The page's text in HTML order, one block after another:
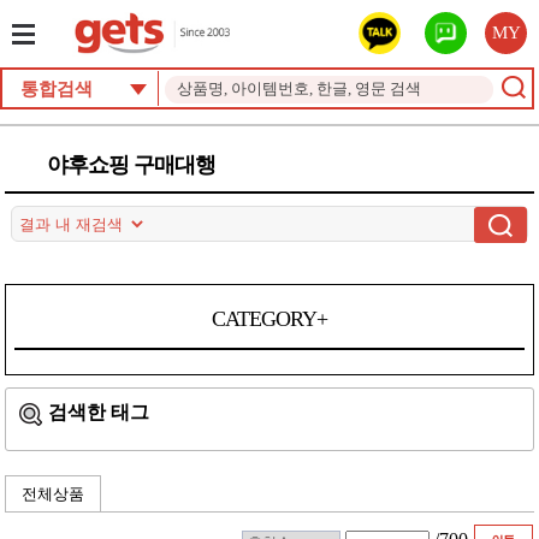
MY
통합검색
야후쇼핑 구매대행
CATEGORY+
검색한 태그
전체상품